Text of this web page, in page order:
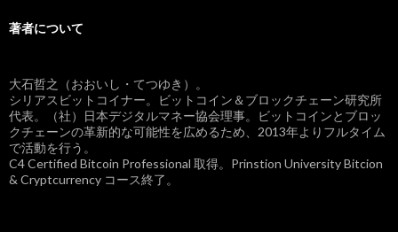
著者について
大石哲之（おおいし・てつゆき）。
シリアスビットコイナー。ビットコイン＆ブロックチェーン研究所
代表。（社）日本デジタルマネー協会理事。ビットコインとブロッ
クチェーンの革新的な可能性を広めるため、2013年よりフルタイム
で活動を行う。
C4 Certified Bitcoin Professional 取得。Prinstion University Bitcion
& Cryptcurrency コース終了。